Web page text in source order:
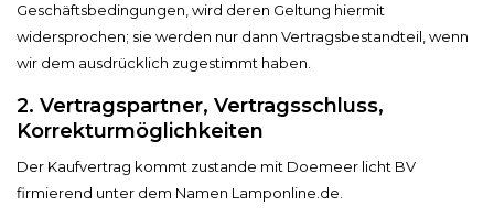
Geschäftsbedingungen, wird deren Geltung hiermit
widersprochen; sie werden nur dann Vertragsbestandteil, wenn
wir dem ausdrücklich zugestimmt haben.
2. Vertragspartner, Vertragsschluss,
Korrekturmöglichkeiten
Der Kaufvertrag kommt zustande mit Doemeer licht BV
firmierend unter dem Namen Lamponline.de.